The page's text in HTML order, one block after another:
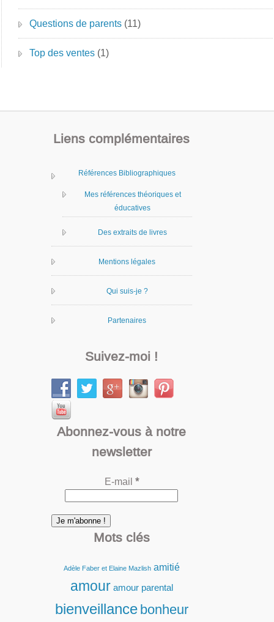
Questions de parents (11)
Top des ventes (1)
Liens complémentaires
Références Bibliographiques
Mes références théoriques et
éducatives
Des extraits de livres
Mentions légales
Qui suis-je ?
Partenaires
Suivez-moi !
Abonnez-vous à notre
newsletter
E-mail *
Mots clés
Adèle Faber et Elaine Mazlish amitié
amour amour parental
bienveillance bonheur